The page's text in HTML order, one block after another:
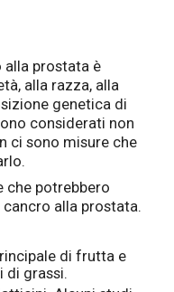
alla prostata è
alla razza, alla
genetica di
considerati non
ci sono misure che
che potrebbero
alla prostata.
di frutta e
di grassi.